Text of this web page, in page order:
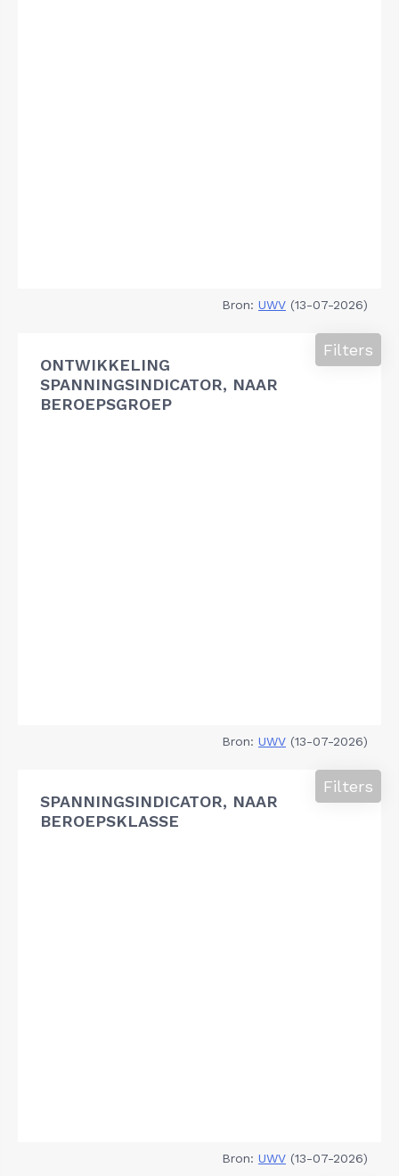
Bron: UWV (13-07-2026)
ONTWIKKELING
SPANNINGSINDICATOR, NAAR
BEROEPSGROEP
Filters
Bron: UWV (13-07-2026)
SPANNINGSINDICATOR, NAAR
BEROEPSKLASSE
Filters
Bron: UWV (13-07-2026)